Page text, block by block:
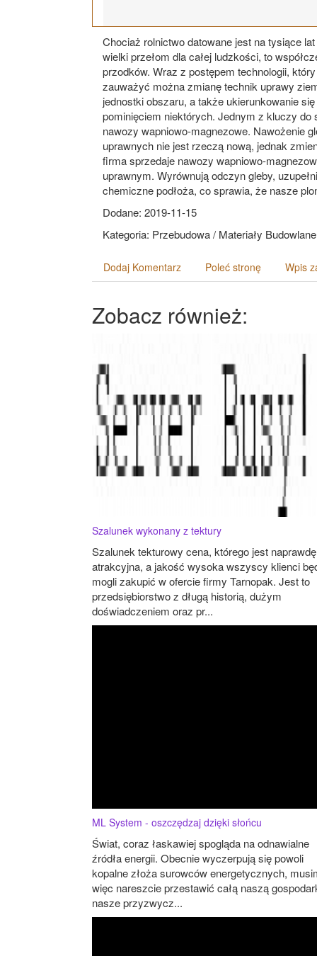
Chociaż rolnictwo datowane jest na tysiące
wielki przełom dla całej ludzkości, to
przodków. Wraz z postępem technologii,
zauważyć można zmianę technik uprawy
jednostki obszaru, a także ukierunkowanie
pominięciem niektórych. Jednym z kluczy do
nawozy wapniowo-magnezowe. Nawożenie
uprawnych nie jest rzeczą nową, jednak
firma sprzedaje nawozy wapniowo-
uprawnym. Wyrównują odczyn gleby,
chemiczne podłoża, co sprawia, że nasze
Dodane: 2019-11-15
Kategoria: Przebudowa / Materiały Budowlane
Dodaj Komentarz Poleć stronę Wpis
Zobacz również:
Szalunek wykonany z tektury
Szalunek tekturowy cena, którego jest naprawdę
atrakcyjna, a jakość wysoka wszyscy klienci
mogli zakupić w ofercie firmy Tarnopak. Jest to
przedsiębiorstwo z długą historią, dużym
doświadczeniem oraz pr...
ML System - oszczędzaj dzięki słońcu
Świat, coraz łaskawiej spogląda na odnawialne
źródła energii. Obecnie wyczerpują się powoli
kopalne złoża surowców energetycznych,
więc nareszcie przestawić całą naszą
nasze przyzwycz...